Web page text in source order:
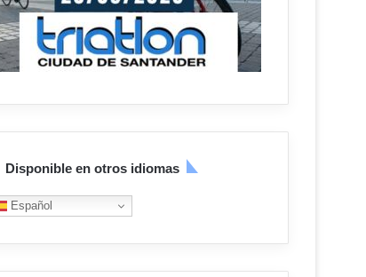
Disponible en otros idiomas
Español